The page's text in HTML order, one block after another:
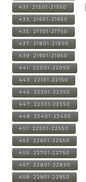
431: 21501-21550
433: 21601-21650
435: 21701-21750
437: 21801-21850
439: 21901-21950
441: 22001-22050
443: 22101-22150
445: 22201-22250
447: 22301-22350
449: 22401-22450
451: 22501-22550
453: 22601-22650
455: 22701-22750
457: 22801-22850
459: 22901-22950